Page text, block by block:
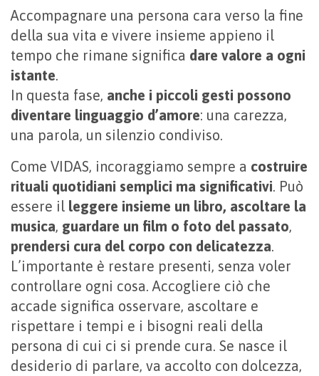
Accompagnare una persona cara verso la fine
della sua vita e vivere insieme appieno il
tempo che rimane significa dare valore a ogni
istante.
In questa fase, anche i piccoli gesti possono
diventare linguaggio d’amore: una carezza,
una parola, un silenzio condiviso.
Come VIDAS, incoraggiamo sempre a costruire
rituali quotidiani semplici ma significativi. Può
essere il leggere insieme un libro, ascoltare la
musica, guardare un film o foto del passato,
prendersi cura del corpo con delicatezza.
L’importante è restare presenti, senza voler
controllare ogni cosa. Accogliere ciò che
accade significa osservare, ascoltare e
rispettare i tempi e i bisogni reali della
persona di cui ci si prende cura. Se nasce il
desiderio di parlare, va accolto con dolcezza,